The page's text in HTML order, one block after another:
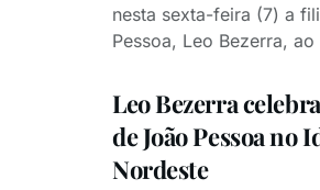
nesta sexta-feira (7) a
Pessoa, Leo Bezerra,
Leo Bezerra
de João Pessoa no
Nordeste